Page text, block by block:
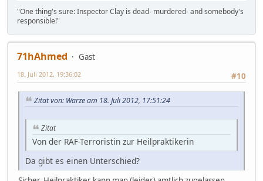
"One thing's sure: Inspector Clay is dead- murdered- and somebody's
responsible!"
71hAhmed
Gast
#10
18. Juli 2012, 19:36:02
Zitat von: Warze am 18. Juli 2012, 17:51:24
Zitat
Von der RAF-Terroristin zur Heilpraktikerin
Da gibt es einen Unterschied?